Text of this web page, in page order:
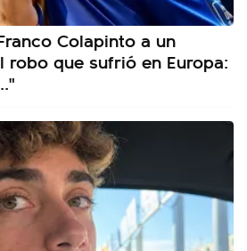
Colapinto a un
robo que sufrió en Europa: